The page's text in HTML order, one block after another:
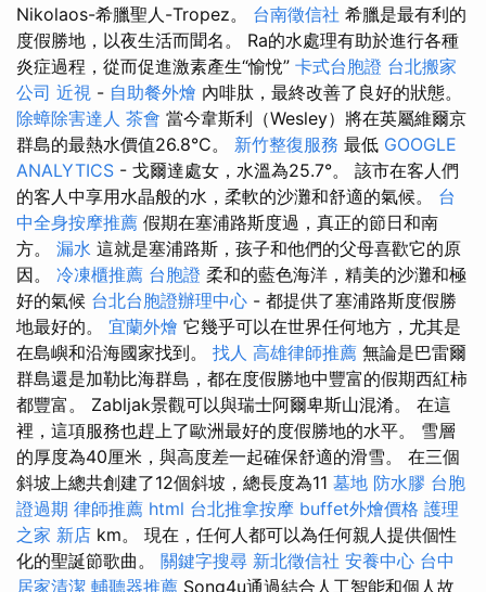
Nikolaos-希臘聖人-Tropez。 台南徵信社 希臘是最有利的
度假勝地，以夜生活而聞名。 Ra的水處理有助於進行各種
炎症過程，從而促進激素產生“愉悅” 卡式台胞證 台北搬家
公司 近視 - 自助餐外燴 內啡肽，最終改善了良好的狀態。
除蟑除害達人 茶會 當今韋斯利（Wesley）將在英屬維爾京
群島的最熱水價值26.8°C。 新竹整復服務 最低 GOOGLE
ANALYTICS - 戈爾達處女，水溫為25.7°。 該市在客人們
的客人中享用水晶般的水，柔軟的沙灘和舒適的氣候。 台
中全身按摩推薦 假期在塞浦路斯度過，真正的節日和南
方。 漏水 這就是塞浦路斯，孩子和他們的父母喜歡它的原
因。 冷凍櫃推薦 台胞證 柔和的藍色海洋，精美的沙灘和極
好的氣候 台北台胞證辦理中心 - 都提供了塞浦路斯度假勝
地最好的。 宜蘭外燴 它幾乎可以在世界任何地方，尤其是
在島嶼和沿海國家找到。 找人 高雄律師推薦 無論是巴雷爾
群島還是加勒比海群島，都在度假勝地中豐富的假期西紅柿
都豐富。 Zabljak景觀可以與瑞士阿爾卑斯山混淆。 在這
裡，這項服務也趕上了歐洲最好的度假勝地的水平。 雪層
的厚度為40厘米，與高度差一起確保舒適的滑雪。 在三個
斜坡上總共創建了12個斜坡，總長度為11 墓地 防水膠 台胞
證過期 律師推薦 html 台北推拿按摩 buffet外燴價格 護理
之家 新店 km。 現在，任何人都可以為任何親人提供個性
化的聖誕節歌曲。 關鍵字搜尋 新北徵信社 安養中心 台中
居家清潔 輔聽器推薦 Song4u通過結合人工智能和個人故